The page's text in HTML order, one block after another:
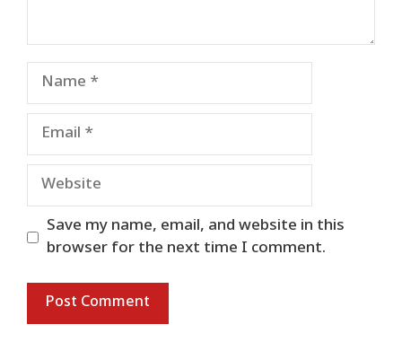
Name
Email
Website
Save my name, email, and website in this
browser for the next time I comment.